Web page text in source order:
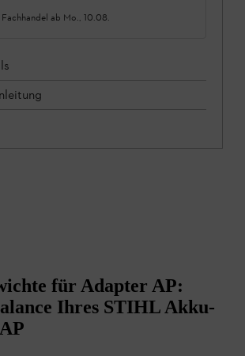
Fachhandel ab Mo., 10.08.
für Adapter AP:
Ihres STIHL Akku-